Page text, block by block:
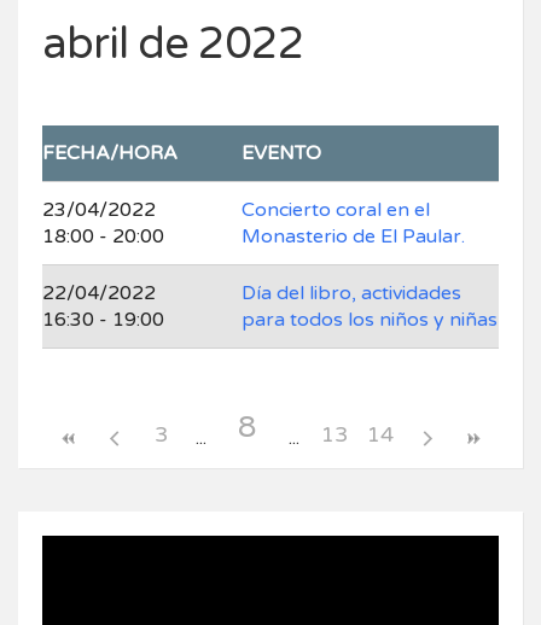
abril de 2022
FECHA/HORA EVENTO
23/04/2022
18:00 - 20:00
Concierto coral en el
Monasterio de El Paular.
22/04/2022
16:30 - 19:00
Día del libro, actividades
para todos los niños y niñas
3 8 13 14